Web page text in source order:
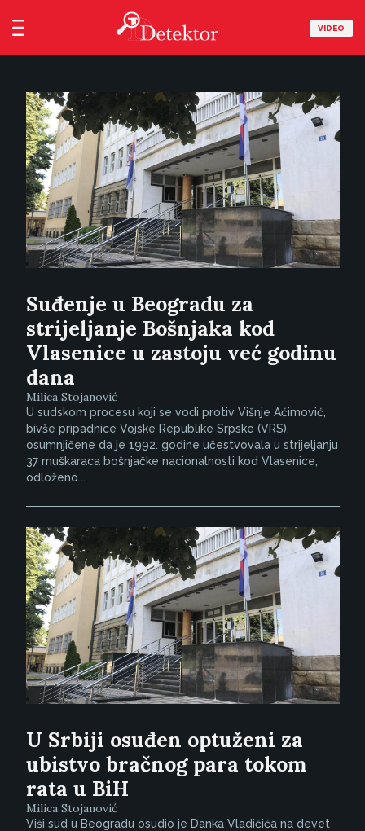
VIDEO
Suđenje u Beogradu za
strijeljanje Bošnjaka kod
Vlasenice u zastoju već godinu
dana
Milica Stojanović
U sudskom procesu koji se vodi protiv Višnje Aćimović,
bivše pripadnice Vojske Republike Srpske (VRS),
osumnjičene da je 1992. godine učestvovala u strijeljanju
37 muškaraca bošnjačke nacionalnosti kod Vlasenice,
odloženo...
U Srbiji osuđen optuženi za
ubistvo bračnog para tokom
rata u BiH
Milica Stojanović
Viši sud u Beogradu osudio je Danka Vladičića na devet